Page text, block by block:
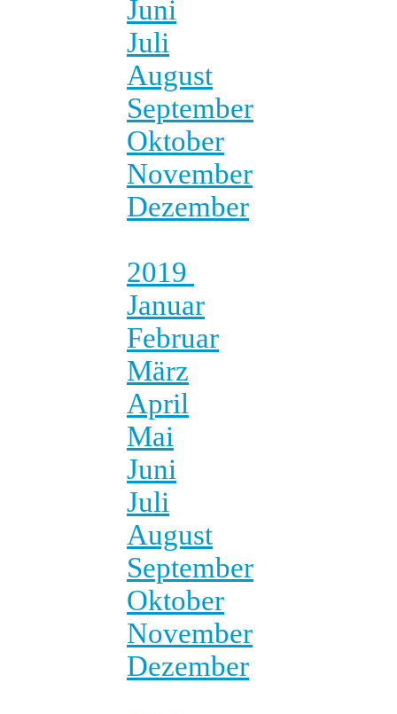
Juni
Juli
August
September
Oktober
November
Dezember
2019
Januar
Februar
März
April
Mai
Juni
Juli
August
September
Oktober
November
Dezember